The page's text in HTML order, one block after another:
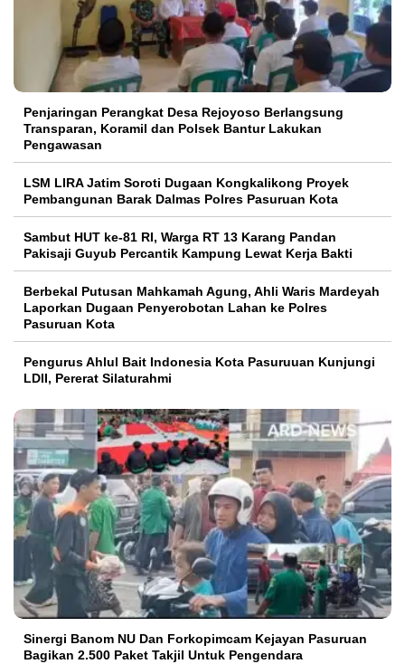
Penjaringan Perangkat Desa Rejoyoso Berlangsung
Transparan, Koramil dan Polsek Bantur Lakukan
Pengawasan
LSM LIRA Jatim Soroti Dugaan Kongkalikong Proyek
Pembangunan Barak Dalmas Polres Pasuruan Kota
Sambut HUT ke-81 RI, Warga RT 13 Karang Pandan
Pakisaji Guyub Percantik Kampung Lewat Kerja Bakti
Berbekal Putusan Mahkamah Agung, Ahli Waris Mardeyah
Laporkan Dugaan Penyerobotan Lahan ke Polres
Pasuruan Kota
Pengurus Ahlul Bait Indonesia Kota Pasuruuan Kunjungi
LDII, Pererat Silaturahmi
Sinergi Banom NU Dan Forkopimcam Kejayan Pasuruan
Bagikan 2.500 Paket Takjil Untuk Pengendara